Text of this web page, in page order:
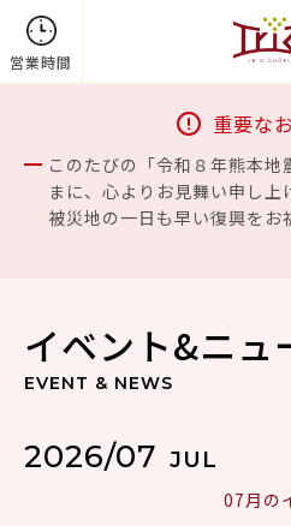
営業時間
重要な
このたびの「令和８年熊本
まに、心よりお見舞い申し上
被災地の一日も早い復興をお
イベント&ニュ
EVENT & NEWS
2026/07 JUL
07月の